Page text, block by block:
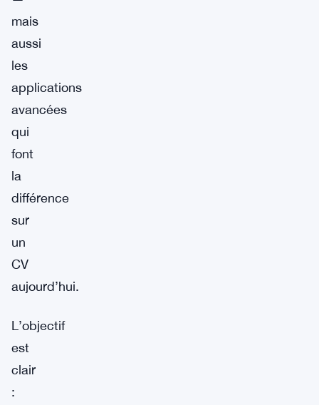
mais
aussi
les
applications
avancées
qui
font
la
différence
sur
un
CV
aujourd’hui.
L’objectif
est
clair
: